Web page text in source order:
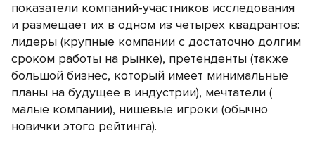
показатели компаний-участников исследования
и размещает их в одном из четырех квадрантов:
лидеры (крупные компании с достаточно долгим
сроком работы на рынке), претенденты (также
большой бизнес, который имеет минимальные
планы на будущее в индустрии), мечтатели (
малые компании), нишевые игроки (обычно
новички этого рейтинга).